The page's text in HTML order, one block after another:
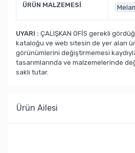
ÜRÜN MALZEMESİ
UYARI : ÇALIŞKAN OFİS gerekli
kataloğu ve web sitesin de yer alan
görünümlerini değiştirmemesi
tasarımlarında ve malzemelerinde
saklı tutar.
Ürün Ailesi